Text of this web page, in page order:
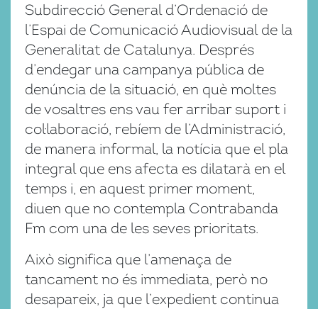
Subdirecció General d’Ordenació de
l’Espai de Comunicació Audiovisual de la
Generalitat de Catalunya. Després
d’endegar una campanya pública de
denúncia de la situació, en què moltes
de vosaltres ens vau fer arribar suport i
col·laboració, rebíem de l’Administració,
de manera informal, la notícia que el pla
integral que ens afecta es dilatarà en el
temps i, en aquest primer moment,
diuen que no contempla Contrabanda
Fm com una de les seves prioritats.
Això significa que l’amenaça de
tancament no és immediata, però no
desapareix, ja que l’expedient continua